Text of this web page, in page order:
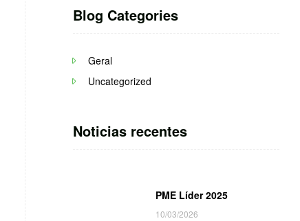
Blog Categories
Geral(3)
Uncategorized
Noticias recentes
PME Líder 2025
10/03/2026